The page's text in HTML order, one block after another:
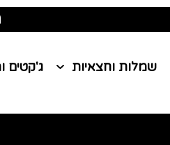
שמלות וחצאיות ג'קטים